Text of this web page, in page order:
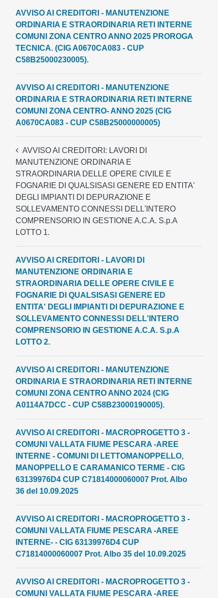
AVVISO AI CREDITORI - MANUTENZIONE
ORDINARIA E STRAORDINARIA RETI INTERNE
COMUNI ZONA CENTRO ANNO 2025 PROROGA
TECNICA. (CIG A0670CA083 - CUP
C58B25000230005).
AVVISO AI CREDITORI - MANUTENZIONE
ORDINARIA E STRAORDINARIA RETI INTERNE
COMUNI ZONA CENTRO- ANNO 2025 (CIG
A0670CA083 - CUP C58B25000000005)
AVVISO AI CREDITORI: LAVORI DI
MANUTENZIONE ORDINARIA E
STRAORDINARIA DELLE OPERE CIVILE E
FOGNARIE DI QUALSISASI GENERE ED ENTITA'
DEGLI IMPIANTI DI DEPURAZIONE E
SOLLEVAMENTO CONNESSI DELL'INTERO
COMPRENSORIO IN GESTIONE A.C.A. S.p.A
LOTTO 1.
AVVISO AI CREDITORI - LAVORI DI
MANUTENZIONE ORDINARIA E
STRAORDINARIA DELLE OPERE CIVILE E
FOGNARIE DI QUALSISASI GENERE ED
ENTITA' DEGLI IMPIANTI DI DEPURAZIONE E
SOLLEVAMENTO CONNESSI DELL'INTERO
COMPRENSORIO IN GESTIONE A.C.A. S.p.A
LOTTO 2.
AVVISO AI CREDITORI - MANUTENZIONE
ORDINARIA E STRAORDINARIA RETI INTERNE
COMUNI ZONA CENTRO ANNO 2024 (CIG
A0114A7DCC - CUP C58B23000190005).
AVVISO AI CREDITORI - MACROPROGETTO 3 -
COMUNI VALLATA FIUME PESCARA -AREE
INTERNE - COMUNI DI LETTOMANOPPELLO,
MANOPPELLO E CARAMANICO TERME - CIG
63139976D4 CUP C71814000060007 Prot. Albo
36 del 10.09.2025
AVVISO AI CREDITORI - MACROPROGETTO 3 -
COMUNI VALLATA FIUME PESCARA -AREE
INTERNE- - CIG 63139976D4 CUP
C71814000060007 Prot. Albo 35 del 10.09.2025
AVVISO AI CREDITORI - MACROPROGETTO 3 -
COMUNI VALLATA FIUME PESCARA -AREE